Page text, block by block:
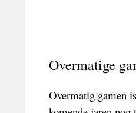
Overmatige
Overmatig gamen